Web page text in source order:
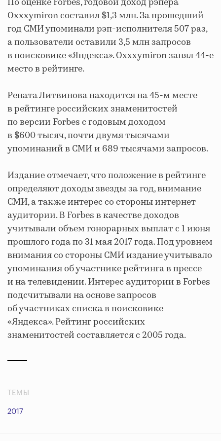
Oxxxymiron составил $1,3 млн. За прошедший
год СМИ упоминали рэп-исполнителя 507 раз,
а пользователи оставили 3,5 млн запросов
в поисковике «Яндекса». Oxxxymiron занял 44-е
место в рейтинге.
Рената Литвинова находится на 45-м месте
в рейтинге российских знаменитостей
по версии Forbes c годовым доходом
в $600 тысяч, почти двумя тысячами
упоминаний в СМИ и 689 тысячами запросов.
Издание отмечает, что положение в рейтинге
определяют доходы звезды за год, внимание
СМИ, а также интерес со стороны интернет-
аудитории. В Forbes в качестве доходов
учитывали объем гонорарных выплат с 1 июня
прошлого года по 31 мая 2017 года. Под уровнем
внимания со стороны СМИ издание учитывало
упоминания об участнике рейтинга в прессе
и на телевидении. Интерес аудитории в Forbes
подсчитывали на основе запросов
об участниках списка в поисковике
«Яндекса». Рейтинг российских
знаменитостей составляется с 2005 года.
ТЕМЫ
2017